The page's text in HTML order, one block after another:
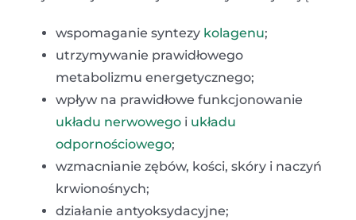
wspomaganie syntezy kolagenu;
utrzymywanie prawidłowego
metabolizmu energetycznego;
wpływ na prawidłowe funkcjonowanie
układu nerwowego i układu
odpornościowego;
wzmacnianie zębów, kości, skóry i naczyń
krwionośnych;
działanie antyoksydacyjne;